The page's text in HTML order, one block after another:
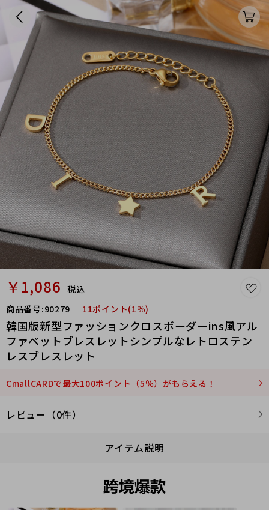
￥1,086 税込
商品番号:90279 11ポイント(1％)
韓国版新型ファッションクロスボーダーins風アル
ファベットブレスレットシンプルなレトロステン
レスブレスレット
CmallCARDで最大100ポイント（5％）がもらえる！
レビュー（0件）
アイテム説明